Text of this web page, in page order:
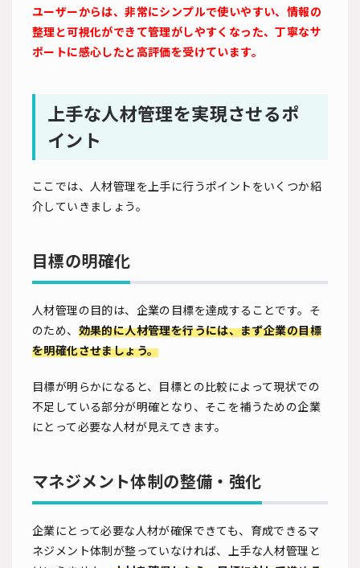
ユーザーからは、非常にシンプルで使いやすい、情報の
整理と可視化ができて管理がしやすくなった、丁寧なサ
ポートに感心したと高評価を受けています。
上手な人材管理を実現させるポ
イント
ここでは、人材管理を上手に行うポイントをいくつか紹
介していきましょう。
目標の明確化
人材管理の目的は、企業の目標を達成することです。そ
のため、 効果的に人材管理を行うには、まず企業の目標
を明確化させましょう。
目標が明らかになると、目標との比較によって現状での
不足している部分が明確となり、そこを補うための企業
にとって必要な人材が見えてきます。
マネジメント体制の整備・強化
企業にとって必要な人材が確保できても、育成できるマ
ネジメント体制が整っていなければ、上手な人材管理と